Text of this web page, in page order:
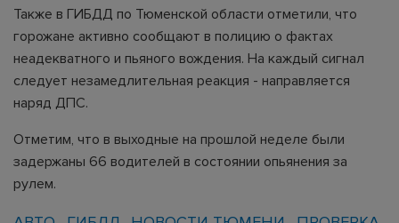
Также в ГИБДД по Тюменской области отметили, что
горожане активно сообщают в полицию о фактах
неадекватного и пьяного вождения. На каждый сигнал
следует незамедлительная реакция - направляется
наряд ДПС.
Отметим, что в выходные на прошлой неделе были
задержаны 66 водителей в состоянии опьянения за
рулем.